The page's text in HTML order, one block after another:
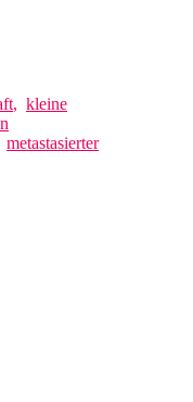
, kleine
metastasierter